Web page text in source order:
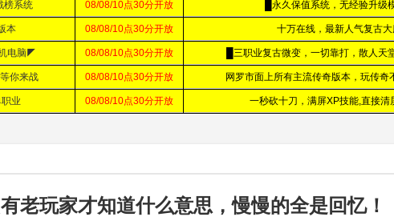
老玩家才知道什么意思，慢慢的全是回忆！